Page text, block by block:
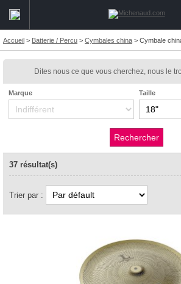
Accueil > Batterie / Percu > Cymbales china > Cymbale
Dites nous ce que vous cherchez, nous le
Marque Taille
37 résultat(s)
Trier par :